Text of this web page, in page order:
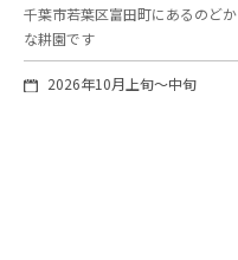
千葉市若葉区富田町にあるのどか
な耕園です
2026年10月上旬～中旬